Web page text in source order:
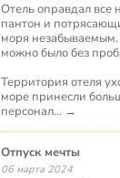
Отель оправдал
пантон и
моря незабываемым.
можно было без
Территория отеля
море принесли
персонал... →
Отпуск мечты
06 марта 2024